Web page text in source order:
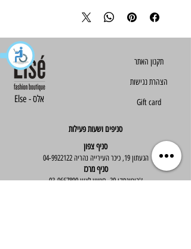
Else - אלס
תקנון האתר​​
הצהרת נגישות
Gift card
סניפים ושעות פעילות
סניף צפון
הגעתון 19, כיכר העירייה נהריה 04-9922122
סניף מרכז
ז'בוטינסקי 30, ראשון לציון 03-9667890